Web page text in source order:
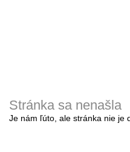
Stránka sa nenašla
Je nám ľúto, ale stránka nie je